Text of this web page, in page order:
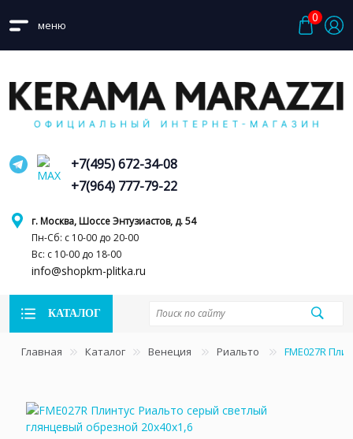
меню
0
г. Москва, Шоссе Энтузиастов, д. 54
Пн-Сб: с 10-00 до 20-00
Вс: с 10-00 до 18-00
info@shopkm-plitka.ru
+7(495) 672-34-08
+7(964) 777-79-22
КАТАЛОГ
Главная Каталог Венеция Риальто FME027R